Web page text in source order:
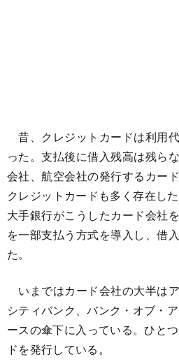
昔、クレジットカードは利用
った。支払後に借入残高は残ら
会社、航空会社の発行するカー
クレジットカードも多く存在し
大手銀行がこうしたカード会社
を一部支払う方式を導入し、借
た。
いまではカード会社の大半は
シティバンク、バンク・オブ・
ースの傘下に入っている。ひと
ドを発行している。